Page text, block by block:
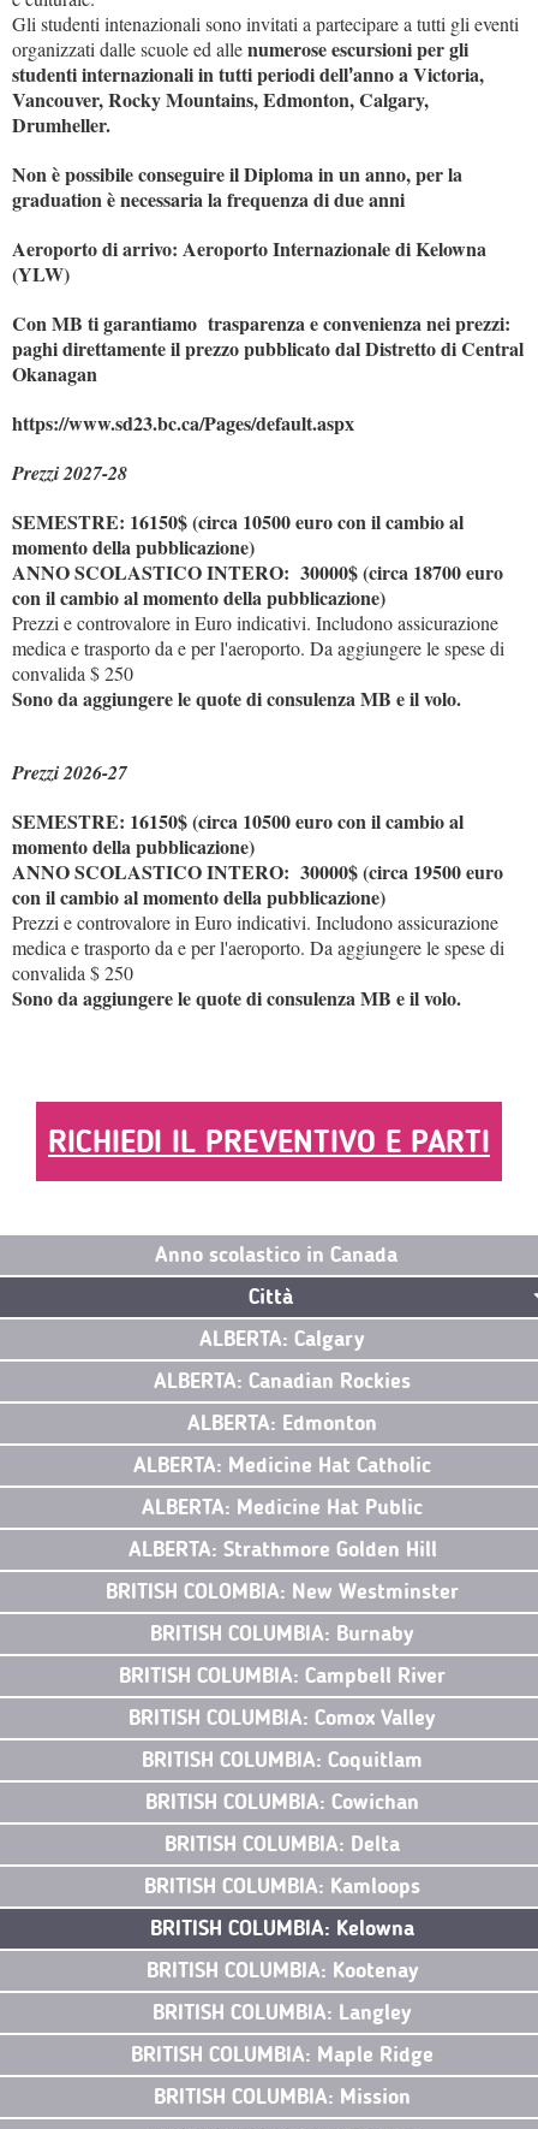
Gli studenti intenazionali sono invitati a partecipare a tutti gli eventi
organizzati dalle scuole ed allenumerose escursioni per gli
studenti internazionali in tutti periodi dell’anno a Victoria,
Vancouver, Rocky Mountains, Edmonton, Calgary,
Drumheller.
Non è possibile conseguire il Diploma in un anno, per la
graduation è necessaria la frequenza di due anni
Aeroporto di arrivo: Aeroporto Internazionale di Kelowna
(YLW)
Con MB ti garantiamo trasparenza e convenienza nei prezzi:
paghi direttamente il prezzo pubblicato dal Distretto di Central
Okanagan
https://www.sd23.bc.ca/Pages/default.aspx
Prezzi 2027-28
SEMESTRE: 16150$ (circa 10500 euro con il cambio al
momento della pubblicazione)
ANNO SCOLASTICO INTERO: 30000$ (circa 18700 euro
con il cambio al momento della pubblicazione)
Prezzi e controvalore in Euro indicativi. Includono assicurazione
medica e trasporto da e per l'aeroporto. Da aggiungere le spese di
convalida $ 250
Sono da aggiungere le quote di consulenza MB e il volo.
Prezzi 2026-27
SEMESTRE: 16150$ (circa 10500 euro con il cambio al
momento della pubblicazione)
ANNO SCOLASTICO INTERO: 30000$ (circa 19500 euro
con il cambio al momento della pubblicazione)
Prezzi e controvalore in Euro indicativi. Includono assicurazione
medica e trasporto da e per l'aeroporto. Da aggiungere le spese di
convalida $ 250
Sono da aggiungere le quote di consulenza MB e il volo.
RICHIEDI IL PREVENTIVO E PARTI
Anno scolastico in Canada
Città
ALBERTA: Calgary
ALBERTA: Canadian Rockies
ALBERTA: Edmonton
ALBERTA: Medicine Hat Catholic
ALBERTA: Medicine Hat Public
ALBERTA: Strathmore Golden Hill
BRITISH COLOMBIA: New Westminster
BRITISH COLUMBIA: Burnaby
BRITISH COLUMBIA: Campbell River
BRITISH COLUMBIA: Comox Valley
BRITISH COLUMBIA: Coquitlam
BRITISH COLUMBIA: Cowichan
BRITISH COLUMBIA: Delta
BRITISH COLUMBIA: Kamloops
BRITISH COLUMBIA: Kelowna
BRITISH COLUMBIA: Kootenay
BRITISH COLUMBIA: Langley
BRITISH COLUMBIA: Maple Ridge
BRITISH COLUMBIA: Mission